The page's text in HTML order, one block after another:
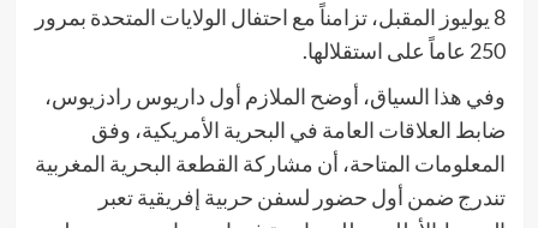
8 يوليوز المقبل، تزامناً مع احتفال الولايات المتحدة بمرور
250 عاماً على استقلالها.
وفي هذا السياق، أوضح الملازم أول داريوس رادزيوس،
ضابط العلاقات العامة في البحرية الأمريكية، وفق
المعلومات المتاحة، أن مشاركة القطعة البحرية المغربية
تندرج ضمن أول حضور لسفن حربية إفريقية تعبر